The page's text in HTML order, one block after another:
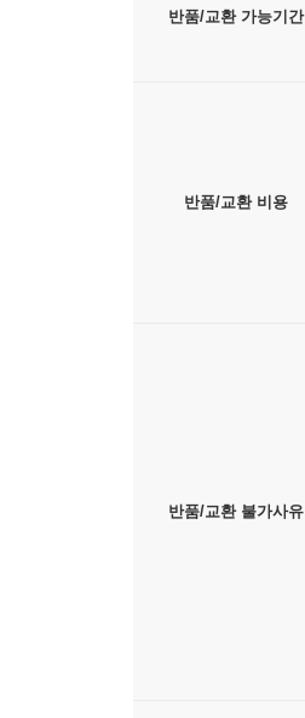
반품/교환 가능기간
반품/교환 비용
반품/교환 불가사유